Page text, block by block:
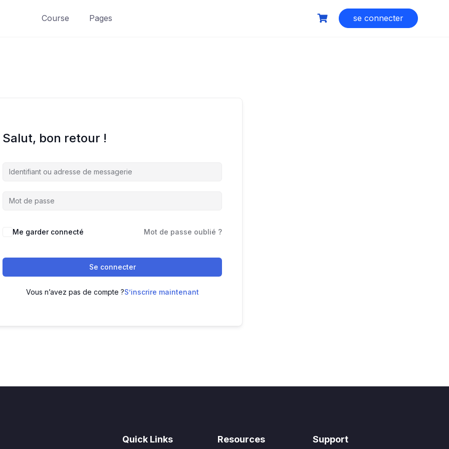
Course Pages se connecter
Salut, bon retour !
Me garder connecté Mot de passe oublié ?
Se connecter
Vous n’avez pas de compte ?S’inscrire maintenant
Quick Links Resources Support